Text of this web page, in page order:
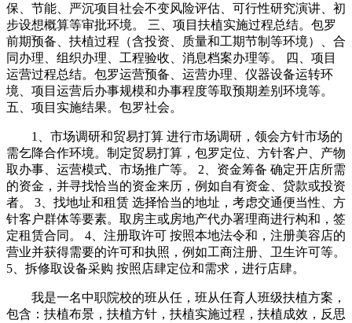
保、节能、严沉项目社会不变风险评估、可行性研究演讲、初
步设想概算等审批环境。 三、项目扶植实施过程总结。包罗
前期预备、扶植过程（含投资、质量和工期节制等环境）、合
同办理、组织办理、工程验收、消息档案办理等。 四、项目
运营过程总结。包罗运营预备、运营办理、仪器设备运转环
境、项目运营后办事规模和办事程度等取预期差别环境等。
五、项目实施结果。包罗社会。
1、市场调研和贸易打算 进行市场调研，领会方针市场的
需乞降合作环境。制定贸易打算，包罗定位、方针客户、产物
取办事、运营模式、市场推广等。 2、资金筹备 确定开店所需
的资金，并寻找恰当的资金来历，例如自有资金、贷款或投资
者。 3、找地址和租赁 选择恰当的地址，考虑交通便当性、方
针客户群体等要素。取房主或房地产代办署理商进行构和，签
定租赁合同。 4、注册取许可 按照本地法令和，注册美容店的
营业并获得需要的许可和执照，例如工商注册、卫生许可等。
5、拆修取设备采购 按照店肆定位和需求，进行店肆。
我是一名中职院校的班从任，班从任育人班级扶植方案，
包含：扶植布景，扶植方针，扶植实施过程，扶植成效，反思